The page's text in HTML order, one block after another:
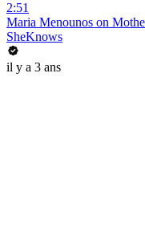
2:51
Maria Menounos on
SheKnows
il y a 3 ans